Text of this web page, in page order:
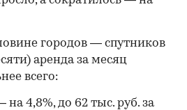
городов — спутников
аренда за месяц
всего:
на 4,8%, до 62 тыс. руб. за